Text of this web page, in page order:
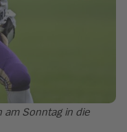
am Sonntag in die